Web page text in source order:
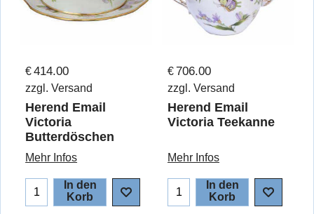
€414.00
zzgl. Versand
Herend Email
Victoria
Butterdöschen
Mehr Infos
In den
Korb
€706.00
zzgl. Versand
Herend Email
Victoria Teekanne
Mehr Infos
In den
Korb